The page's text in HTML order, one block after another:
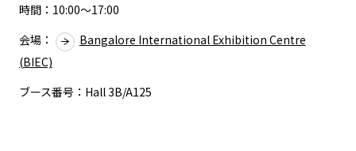
時間：10:00～17:00
会場：
Bangalore International Exhibition Centre
(BIEC)
ブース番号：Hall 3B/A125